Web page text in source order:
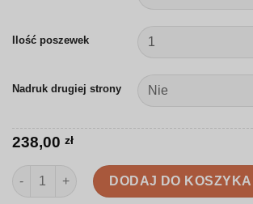
Ilość poszewek
Nadruk drugiej strony
238,00 zł
ilość Pościel | Nowoczesne tulipany | K043
DODAJ DO KOSZYKA